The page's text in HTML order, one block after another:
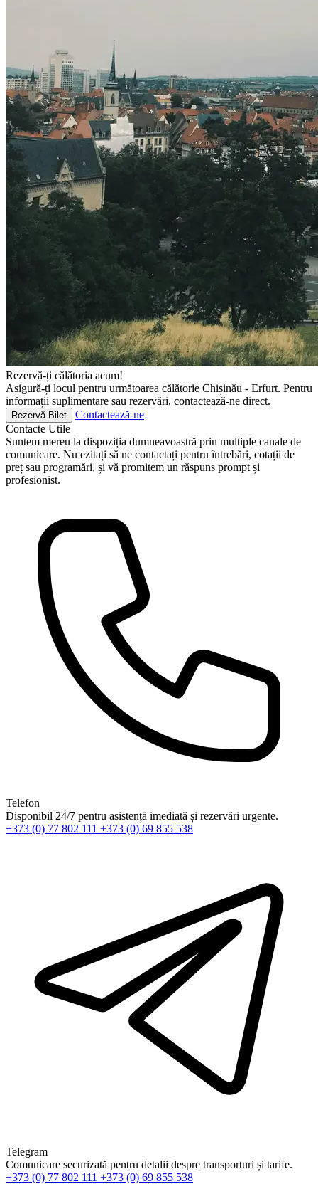
Rezervă-ți călătoria acum!
Asigură-ți locul pentru următoarea călătorie Chișinău - Erfurt. Pentru
informații suplimentare sau rezervări, contactează-ne direct.
Rezervă Bilet
Contactează-ne
Contacte Utile
Suntem mereu la dispoziția dumneavoastră prin multiple canale de
comunicare. Nu ezitați să ne contactați pentru întrebări, cotații de
preț sau programări, și vă promitem un răspuns prompt și
profesionist.
Telefon
Disponibil 24/7 pentru asistență imediată și rezervări urgente.
+373 (0) 77 802 111 +373 (0) 69 855 538
Telegram
Comunicare securizată pentru detalii despre transporturi și tarife.
+373 (0) 77 802 111 +373 (0) 69 855 538